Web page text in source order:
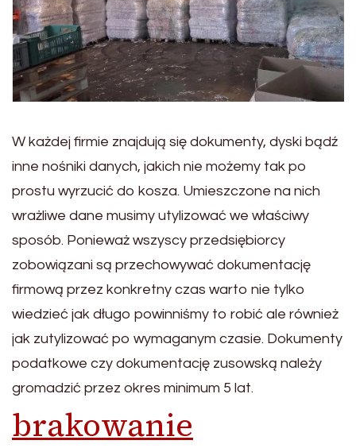
W każdej firmie znajdują się dokumenty, dyski bądź
inne nośniki danych, jakich nie możemy tak po
prostu wyrzucić do kosza. Umieszczone na nich
wrażliwe dane musimy utylizować we właściwy
sposób. Ponieważ wszyscy przedsiębiorcy
zobowiązani są przechowywać dokumentację
firmową przez konkretny czas warto nie tylko
wiedzieć jak długo powinniśmy to robić ale również
jak zutylizować po wymaganym czasie. Dokumenty
podatkowe czy dokumentację zusowską należy
gromadzić przez okres minimum 5 lat.
brakowanie